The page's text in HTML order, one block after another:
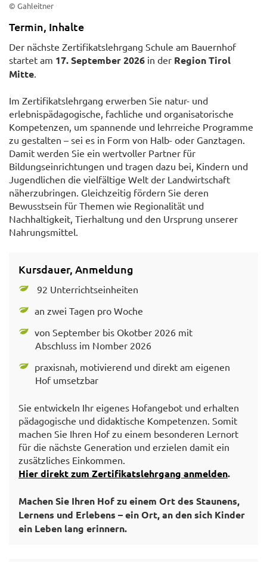
© Gahleitner
Termin, Inhalte
Der nächste Zertifikatslehrgang Schule am Bauernhof
startet am 17. September 2026 in der Region Tirol
Mitte
Im Zertifikatslehrgang erwerben Sie natur- und
erlebnispädagogische, fachliche und organisatorische
Kompetenzen, um spannende und lehrreiche Programme
zu gestalten – sei es in Form von Halb- oder Ganztagen.
Damit werden Sie ein wertvoller Partner für
Bildungseinrichtungen und tragen dazu bei, Kindern und
Jugendlichen die vielfältige Welt der Landwirtschaft
näherzubringen. Gleichzeitig fördern Sie deren
Bewusstsein für Themen wie Regionalität und
Nachhaltigkeit, Tierhaltung und den Ursprung unserer
Nahrungsmittel.
Kursdauer, Anmeldung
92 Unterrichtseinheiten
an zwei Tagen pro Woche
von September bis Okotber 2026 mit
Abschluss im Nomber 2026
praxisnah, motivierend und direkt am eigenen
Hof umsetzbar
Sie entwickeln Ihr eigenes Hofangebot und erhalten
pädagogische und didaktische Kompetenzen. Somit
machen Sie Ihren Hof zu einem besonderen Lernort
für die nächste Generation und erzielen damit ein
zusätzliches Einkommen.
Hier direkt zum Zertifikatslehrgang anmelden.
Machen Sie Ihren Hof zu einem Ort des Staunens,
Lernens und Erlebens – ein Ort, an den sich Kinder
ein Leben lang erinnern.